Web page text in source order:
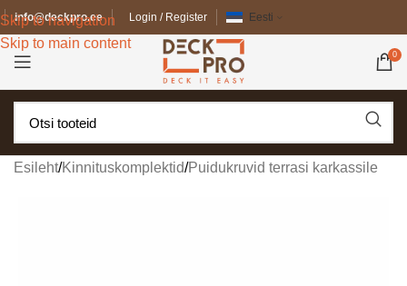
Skip to navigation
Skip to main content
info@deckpro.ee Login / Register Eesti
0
Esileht/Kinnituskomplektid/Puidukruvid terrasi karkassile